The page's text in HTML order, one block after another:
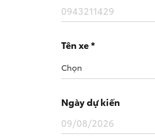
Tên xe *
Chọn
Wigo MT5
Ngày dự kiến